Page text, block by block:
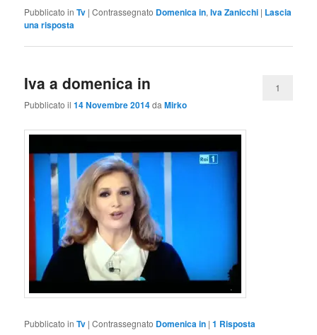
Pubblicato in Tv |Contrassegnato Domenica in,Iva Zanicchi | Lascia
una risposta
Iva a domenica in
Pubblicato il14 Novembre 2014daMirko
1
Pubblicato in Tv |Contrassegnato Domenica in |1 Risposta